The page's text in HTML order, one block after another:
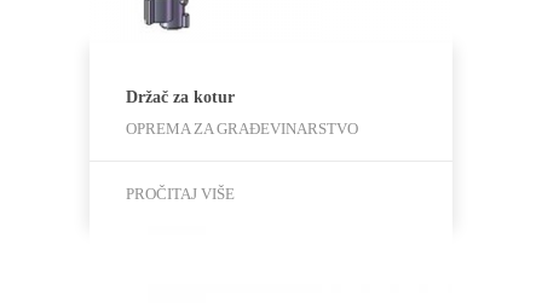
Držač za kotur
OPREMA ZA GRAĐEVINARSTVO
PROČITAJ VIŠE